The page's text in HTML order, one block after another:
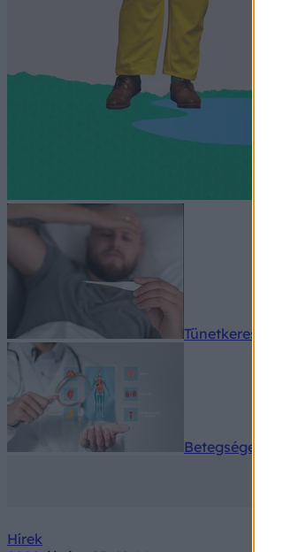
Tünetkereső
Betegségek A-Z
Hírek